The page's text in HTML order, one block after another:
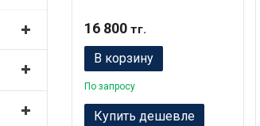
16 800тг.
В корзину
По запросу
Купить дешевле